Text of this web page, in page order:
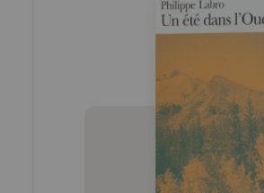
Elisabeth, personnage fantasque
ton limpide de sincérité, ce récit
de l'adolescence, quand "tout
Prix Interallié en 1986, L'étudiant
très grand succès en librairie, a
par Eva Sereny, avec Robin Givens